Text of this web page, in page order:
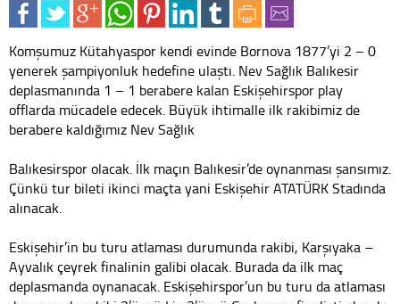
Komşumuz Kütahyaspor kendi evinde Bornova 1877’yi 2 – 0
yenerek şampiyonluk hedefine ulaştı. Nev Sağlık Balıkesir
deplasmanında 1 – 1 berabere kalan Eskişehirspor play
offlarda mücadele edecek. Büyük ihtimalle ilk rakibimiz de
berabere kaldığımız Nev Sağlık
Balıkesirspor olacak. İlk maçın Balıkesir’de oynanması şansımız.
Çünkü tur bileti ikinci maçta yani Eskişehir ATATÜRK Stadında
alınacak.
Eskişehir’in bu turu atlaması durumunda rakibi, Karşıyaka –
Ayvalık çeyrek finalinin galibi olacak. Burada da ilk maç
deplasmanda oynanacak. Eskişehirspor’un bu turu da atlaması